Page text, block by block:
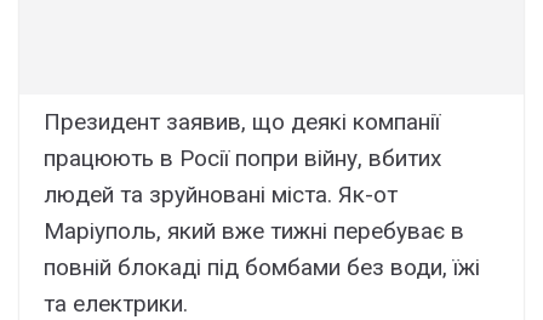
Президент заявив, що деякі компанії
працюють в Росії попри війну, вбитих
людей та зруйновані міста. Як-от
Маріуполь, який вже тижні перебуває в
повній блокаді під бомбами без води, їжі
та електрики.